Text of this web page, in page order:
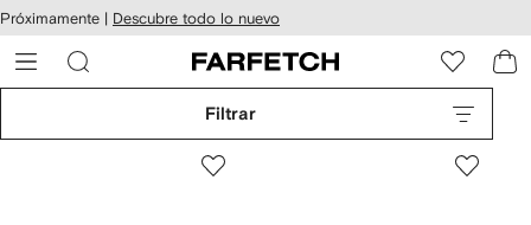
al
Próximamente | Descubre todo lo nuevo
Filtrar